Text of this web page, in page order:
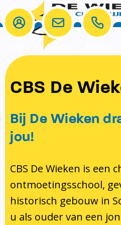
School
School
Onze visie rondom
identiteit
Pedagogisch
Bibliotheek
Ondersteuning
Ouders
MR & GMR
Aanmelden nieuwe
Verlof aanvragen
Bibliotheek op
Te weinig geld?
Contact
E-mail
CBS De
Bij De Wieken
jou!
CBS De Wieken is een
ontmoetingsschool,
historisch gebouw in
u als ouder van een